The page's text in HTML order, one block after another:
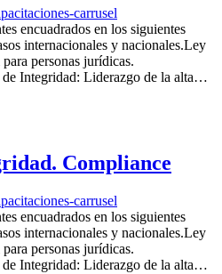
carrusel
encuadrados en los siguientes
internacionales y nacionales.Ley
personas jurídicas.
Integridad: Liderazgo de la alta…
Compliance
carrusel
encuadrados en los siguientes
internacionales y nacionales.Ley
personas jurídicas.
Integridad: Liderazgo de la alta…